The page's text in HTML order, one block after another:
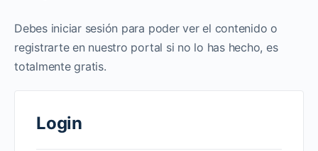
Debes iniciar sesión para poder ver el contenido o
registrarte en nuestro portal si no lo has hecho, es
totalmente gratis.
Login